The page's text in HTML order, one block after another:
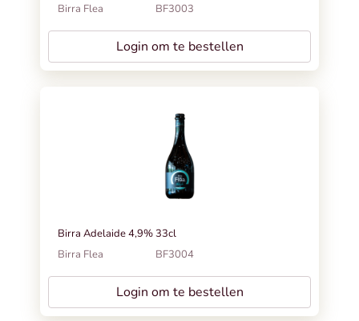
Birra Flea
BF3003
Login om te bestellen
Birra Adelaide 4,9% 33cl
Birra Flea
BF3004
Login om te bestellen